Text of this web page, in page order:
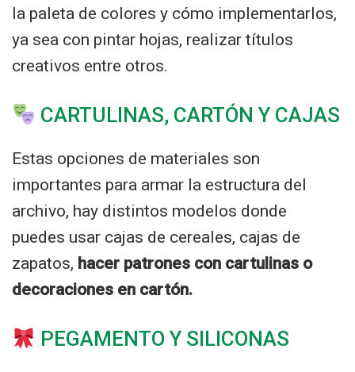
la paleta de colores y cómo implementarlos,
ya sea con pintar hojas, realizar títulos
creativos entre otros.
CARTULINAS, CARTÓN Y CAJAS
Estas opciones de materiales son
importantes para armar la estructura del
archivo, hay distintos modelos donde
puedes usar cajas de cereales, cajas de
zapatos, hacer patrones con cartulinas o
decoraciones en cartón.
PEGAMENTO Y SILICONAS